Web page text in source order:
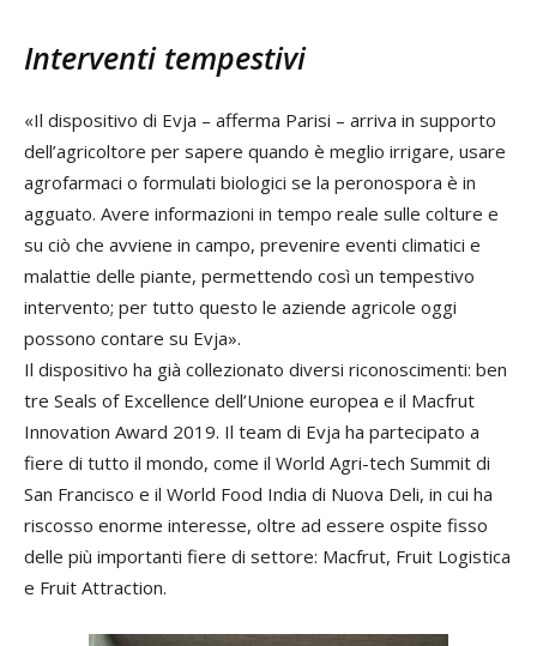
Interventi tempestivi
«Il dispositivo di Evja – afferma Parisi – arriva in supporto
dell’agricoltore per sapere quando è meglio irrigare, usare
agrofarmaci o formulati biologici se la peronospora è in
agguato. Avere informazioni in tempo reale sulle colture e
su ciò che avviene in campo, prevenire eventi climatici e
malattie delle piante, permettendo così un tempestivo
intervento; per tutto questo le aziende agricole oggi
possono contare su Evja».
Il dispositivo ha già collezionato diversi riconoscimenti: ben
tre Seals of Excellence dell’Unione europea e il Macfrut
Innovation Award 2019. Il team di Evja ha partecipato a
fiere di tutto il mondo, come il World Agri-tech Summit di
San Francisco e il World Food India di Nuova Deli, in cui ha
riscosso enorme interesse, oltre ad essere ospite fisso
delle più importanti fiere di settore: Macfrut, Fruit Logistica
e Fruit Attraction.